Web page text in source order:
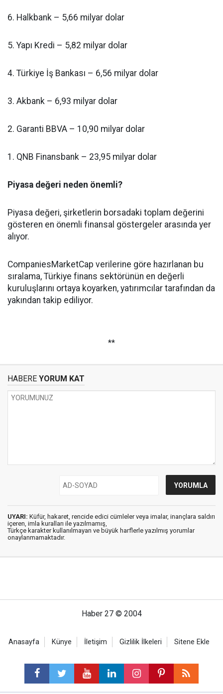
6. Halkbank – 5,66 milyar dolar
5. Yapı Kredi – 5,82 milyar dolar
4. Türkiye İş Bankası – 6,56 milyar dolar
3. Akbank – 6,93 milyar dolar
2. Garanti BBVA – 10,90 milyar dolar
1. QNB Finansbank – 23,95 milyar dolar
Piyasa değeri neden önemli?
Piyasa değeri, şirketlerin borsadaki toplam değerini
gösteren en önemli finansal göstergeler arasında yer
alıyor.
CompaniesMarketCap verilerine göre hazırlanan bu
sıralama, Türkiye finans sektörünün en değerli
kuruluşlarını ortaya koyarken, yatırımcılar tarafından da
yakından takip ediliyor.
**
HABERE YORUM KAT
UYARI: Küfür, hakaret, rencide edici cümleler veya imalar, inançlara saldırı
içeren, imla kuralları ile yazılmamış,
Türkçe karakter kullanılmayan ve büyük harflerle yazılmış yorumlar
onaylanmamaktadır.
Haber 27 © 2004
Anasayfa Künye İletişim Gizlilik İlkeleri Sitene Ekle